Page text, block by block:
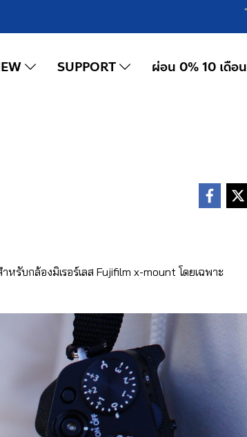
SUPPORT ผ่อน 0% 10 เดือน
รับกล้องมิเรอร์เลส Fujifilm x-mount โดยเฉพาะ